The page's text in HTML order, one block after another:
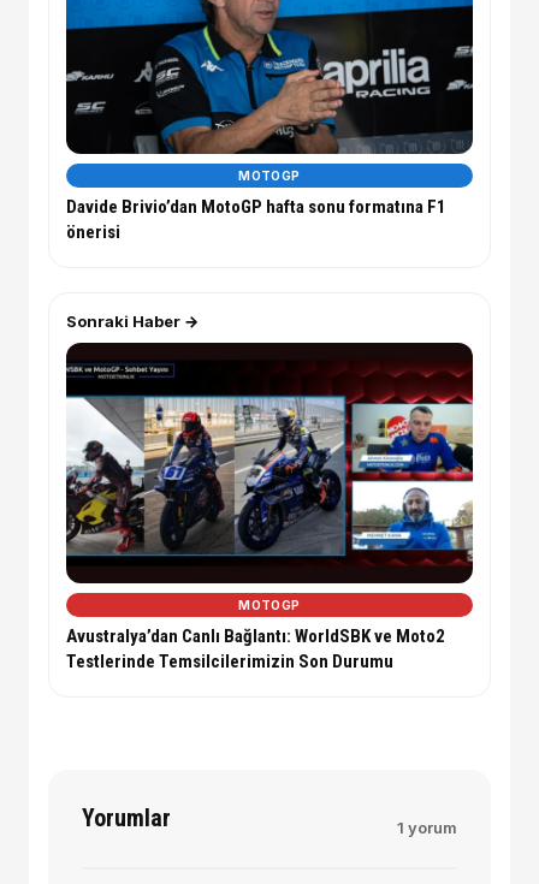
MOTOGP
Davide Brivio’dan MotoGP hafta sonu formatına F1
önerisi
Sonraki Haber →
MOTOGP
Avustralya’dan Canlı Bağlantı: WorldSBK ve Moto2
Testlerinde Temsilcilerimizin Son Durumu
Yorumlar 1 yorum